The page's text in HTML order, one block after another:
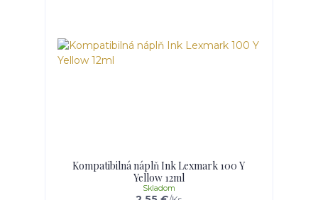
Kompatibilná náplň Ink Lexmark 100 Y
Yellow 12ml
Skladom